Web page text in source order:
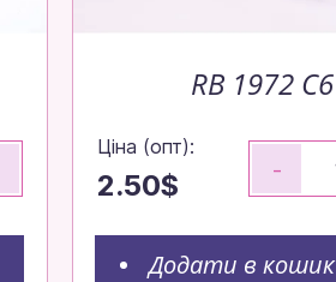
RB 1972 C6
Ціна (опт):
2.50$ -
Додати в кошик